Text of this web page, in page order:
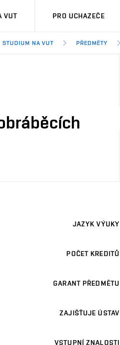
VUT PRO UCHAZEČE
STUDIUM NA VUT PŘEDMĚTY
JAZYK VÝUKY
POČET KREDITŮ
GARANT PŘEDMĚTU
ZAJIŠŤUJE ÚSTAV
VSTUPNÍ ZNALOSTI